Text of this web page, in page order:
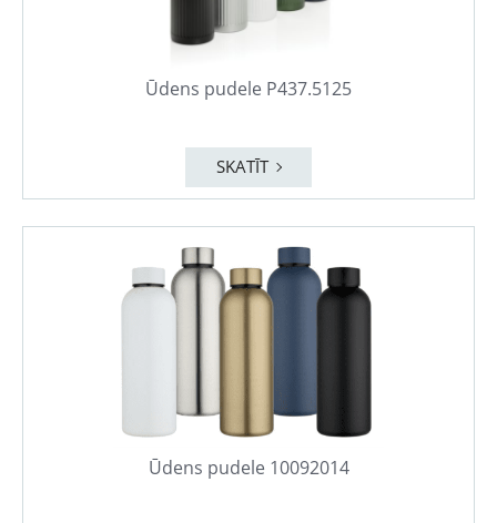
Ūdens pudele P437.5125
SKATĪT
Ūdens pudele 10092014